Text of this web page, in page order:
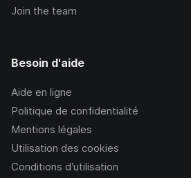
Join the team
Besoin d'aide
Aide en ligne
Politique de confidentialité
Mentions légales
Utilisation des cookies
Conditions d’utilisation